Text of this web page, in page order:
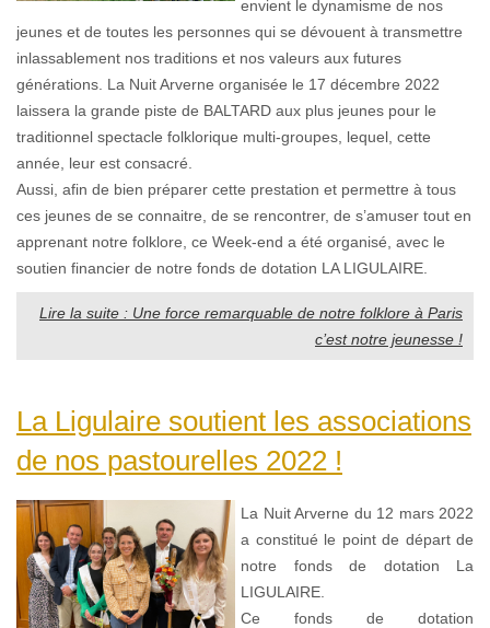
envient le dynamisme de nos
jeunes et de toutes les personnes qui se dévouent à transmettre
inlassablement nos traditions et nos valeurs aux futures
générations. La Nuit Arverne organisée le 17 décembre 2022
laissera la grande piste de BALTARD aux plus jeunes pour le
traditionnel spectacle folklorique multi-groupes, lequel, cette
année, leur est consacré.
Aussi, afin de bien préparer cette prestation et permettre à tous
ces jeunes de se connaitre, de se rencontrer, de s’amuser tout en
apprenant notre folklore, ce Week-end a été organisé, avec le
soutien financier de notre fonds de dotation LA LIGULAIRE.
Lire la suite : Une force remarquable de notre folklore à Paris
c’est notre jeunesse !
La Ligulaire soutient les associations
de nos pastourelles 2022 !
La Nuit Arverne du 12 mars 2022
a constitué le point de départ de
notre fonds de dotation La
LIGULAIRE.
Ce fonds de dotation